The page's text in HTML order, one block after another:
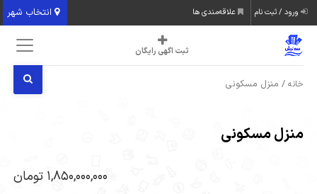
انتخاب شهر ورود / ثبت نام علاقه‌مندی ها
ثبت اگهی رایگان
خانه / منزل مسکونی
منزل مسکونی
1,850,000,000 تومان